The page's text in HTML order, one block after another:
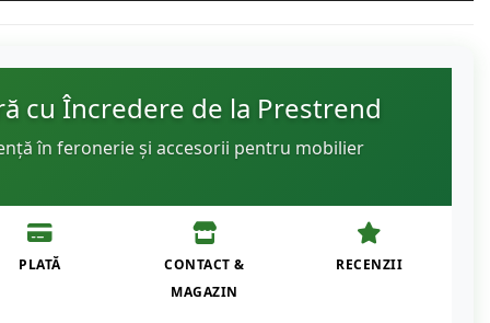
cu Încredere de la Prestrend
în feronerie și accesorii pentru mobilier
PLATĂ
CONTACT &
MAGAZIN
RECENZII